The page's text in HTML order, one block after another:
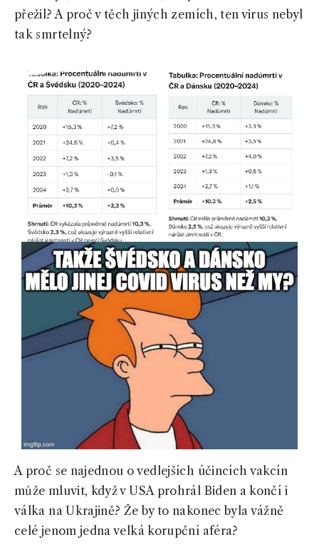
přežil? A proč v těch jiných zemích, ten virus nebyl
tak smrtelný?
A proč se najednou o vedlejších účincích vakcín
může mluvit, když v USA prohrál Biden a končí i
válka na Ukrajině? Že by to nakonec byla vážně
celé jenom jedna velká korupční aféra?